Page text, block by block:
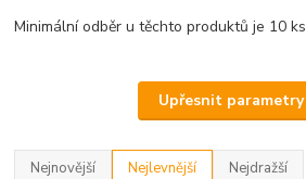
Minimální odběr u těchto produktů je 10 ks
Upřesnit parametry
Nejnovější Nejlevnější Nejdražší